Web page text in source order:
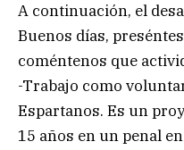
A continuación, el
Buenos días,
coméntenos que
-Trabajo como
Espartanos. Es un
15 años en un penal